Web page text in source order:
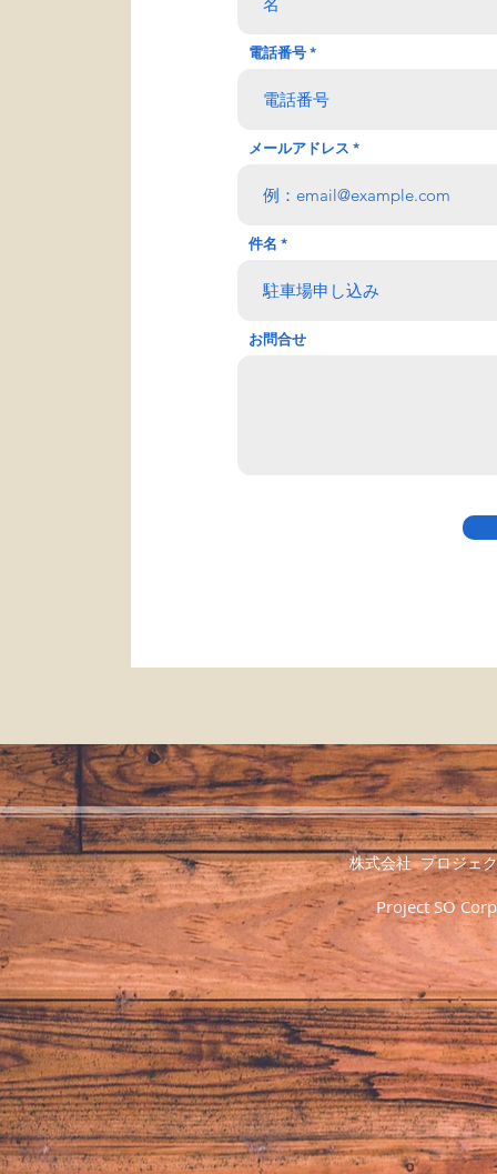
電話番号
メールアドレス
件名
お問合せ
株式会社 プロジ